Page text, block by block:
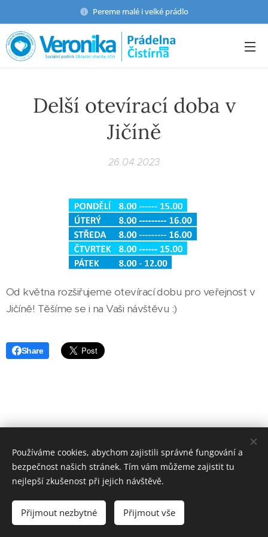
Pereme malé i velké prádlo
Delší otevírací doba v
Jičíně
26.04.2023
Od května rozšiřujeme otevírací dobu pro veřejnost v
Jičíně! Těšíme se i na Vaši návštěvu :)
Share
www.pradelna-jicin.cz www.cistirna-jicin.cz
Vaše prádloI Jičín 2026
Vytvořeno službouWebnode
Používáme cookies, abychom zajistili správné fungování a
bezpečnost našich stránek. Tím vám můžeme zajistit tu
nejlepší zkušenost při jejich návštěvě.
Přijmout nezbytné Přijmout vše